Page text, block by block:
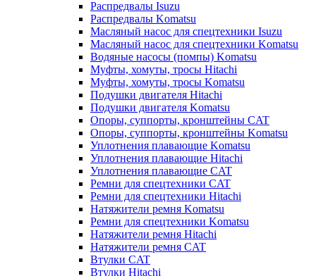
Распредвалы Isuzu
Распредвалы Komatsu
Масляный насос для спецтехники Isuzu
Масляный насос для спецтехники Komatsu
Водяные насосы (помпы) Komatsu
Муфты, хомуты, тросы Hitachi
Муфты, хомуты, тросы Komatsu
Подушки двигателя Hitachi
Подушки двигателя Komatsu
Опоры, суппорты, кронштейны CAT
Опоры, суппорты, кронштейны Komatsu
Уплотнения плавающие Komatsu
Уплотнения плавающие Hitachi
Уплотнения плавающие CAT
Ремни для спецтехники CAT
Ремни для спецтехники Hitachi
Натяжители ремня Komatsu
Ремни для спецтехники Komatsu
Натяжители ремня Hitachi
Натяжители ремня CAT
Втулки CAT
Втулки Hitachi